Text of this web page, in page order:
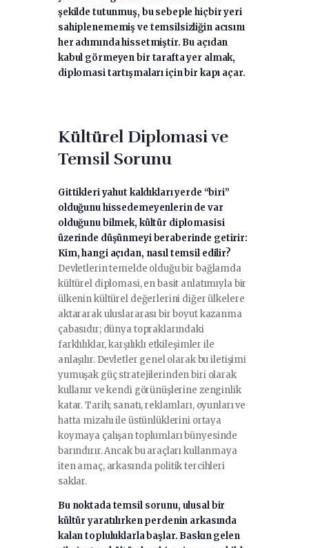
şekilde tutunmuş, bu sebeple hiçbir yeri
sahiplenememiş ve temsilsizliğin acısını
her adımında hissetmiştir. Bu açıdan
kabul görmeyen bir tarafta yer almak,
diplomasi tartışmaları için bir kapı açar.
Kültürel Diplomasi ve
Temsil Sorunu
Gittikleri yahut kaldıkları yerde “biri”
olduğunu hissedemeyenlerin de var
olduğunu bilmek, kültür diplomasisi
üzerinde düşünmeyi beraberinde getirir:
Kim, hangi açıdan, nasıl temsil edilir?
Devletlerin temelde olduğu bir bağlamda
kültürel diplomasi, en basit anlatımıyla bir
ülkenin kültürel değerlerini diğer ülkelere
aktararak uluslararası bir boyut kazanma
çabasıdır; dünya topraklarındaki
farklılıklar, karşılıklı etkileşimler ile
anlaşılır. Devletler genel olarak bu iletişimi
yumuşak güç stratejilerinden biri olarak
kullanır ve kendi görünüşlerine zenginlik
katar. Tarih; sanatı, reklamları, oyunları ve
hatta mizahı ile üstünlüklerini ortaya
koymaya çalışan toplumları bünyesinde
barındırır. Ancak bu araçları kullanmaya
iten amaç, arkasında politik tercihleri
saklar.
Bu noktada temsil sorunu, ulusal bir
kültür yaratılırken perdenin arkasında
kalan topluluklarla başlar. Baskın gelen